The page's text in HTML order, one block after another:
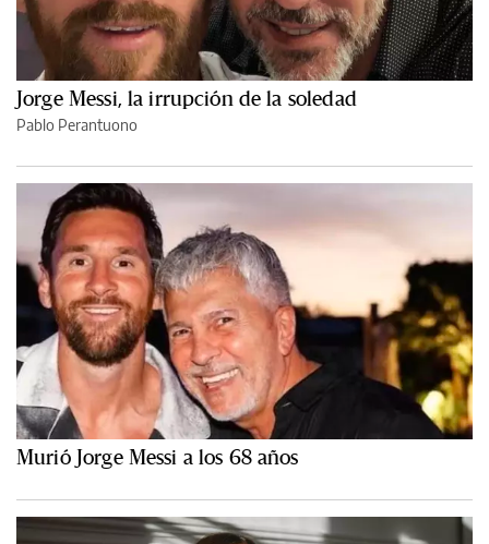
Jorge Messi, la irrupción de la soledad
Pablo Perantuono
Murió Jorge Messi a los 68 años